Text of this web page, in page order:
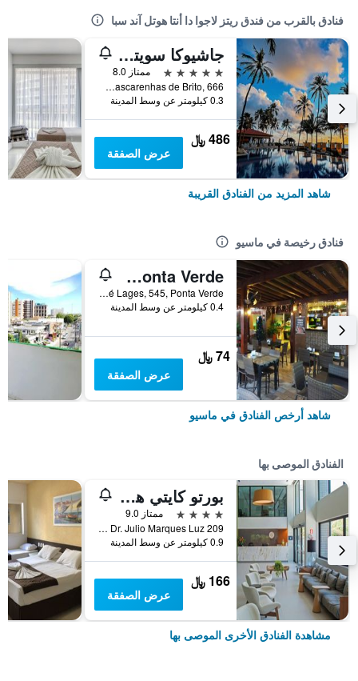
فنادق بالقرب من فندق ريتز لاجوا دا أنتا هوتل آند سبا
جاشيوكا سويتس ريزورت باي سلافييرو هوتيس
5 نجوم
ممتاز 8.0
Av. Roberto Mascarenhas de Brito, 666, ماسيو, البرازيل
0.3 كيلومتر عن وسط المدينة
486 ﷼
عرض الصفقة
شاهد المزيد من الفنادق القريبة
فنادق رخيصة في ماسيو
Pousada do Sol - Ponta Verde
Rua Deputado José Lages, 545, Ponta Verde, ماسيو, البرازيل
0.4 كيلومتر عن وسط المدينة
74 ﷼
عرض الصفقة
شاهد أرخص الفنادق في ماسيو
الفنادق الموصى بها
بورتو كايتي هوتل
4 نجوم
ممتاز 9.0
Avenida Dr. Julio Marques Luz 209, ماسيو, البرازيل
0.9 كيلومتر عن وسط المدينة
166 ﷼
عرض الصفقة
مشاهدة الفنادق الأخرى الموصى بها